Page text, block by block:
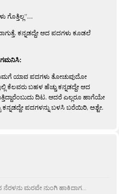
ಗೊತ್ತಿಲ್ಲ”…
ಕನ್ನಡದ್ದೇ ಆದ ಪದಗಳು ಕೂಡಲೆ
ಗಮನಿಸಿ:
ಯಾವ ಪದಗಳು ತೋಚುವುದೋ
ಕೆಲವರು ಬಹಳ ಹೆಚ್ಚು ಕನ್ನಡದ್ದೇ ಆದ
ದಿಟ. ಆದರೆ ಎಲ್ಲರೂ ಹಾಗೆಯೇ
ಪದಗಳನ್ನು ಬಳಸಿ ಬರೆಯಿರಿ, ಅಶ್ಟೇ.
ಮರವೇ ನುಂಗಿ ಹಾಕಿದಾಗ…